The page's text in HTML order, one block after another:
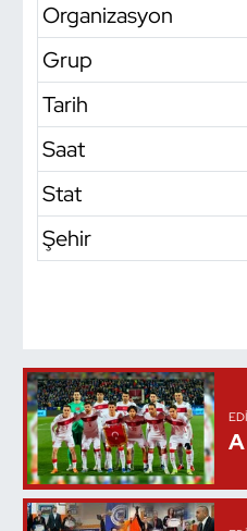
Organizasyon
Grup
Tarih
Saat
Stat
Şehir
Kungfu